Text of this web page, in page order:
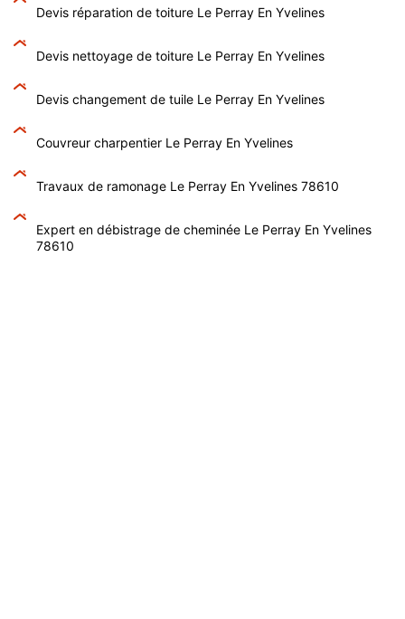
Devis réparation de toiture Le Perray En Yvelines
Devis nettoyage de toiture Le Perray En Yvelines
Devis changement de tuile Le Perray En Yvelines
Couvreur charpentier Le Perray En Yvelines
Travaux de ramonage Le Perray En Yvelines 78610
Expert en débistrage de cheminée Le Perray En Yvelines
78610